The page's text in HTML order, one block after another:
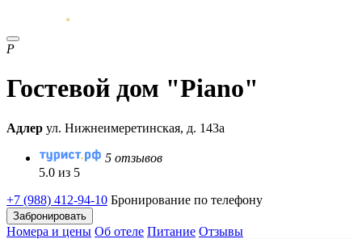
P
Гостевой дом "Piano"
Адлер ул. Нижнеимеретинская, д. 143а
5 отзывов
5.0 из 5
+7 (988) 412-94-10 Бронирование по телефону
Забронировать
Номера и цены Об отеле Питание Отзывы